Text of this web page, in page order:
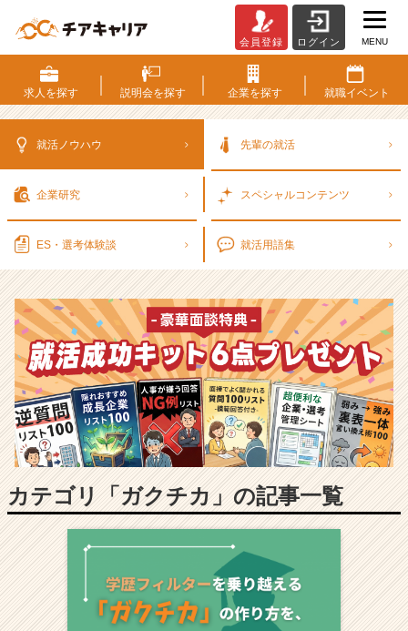
考
対
策・
ウ
ベ
ン
チ
ャ
ー・
成
長
企
業
か
ら
ス
カ
ウ
が
届
く
会員登録 ログイン MENU
求人を探す 説明会を探す 企業を探す 就職イベント
就活ノウハウ 先輩の就活
企業研究 スペシャルコンテンツ
ES・選考体験談 就活用語集
カテゴリ「ガクチカ」の記事一覧